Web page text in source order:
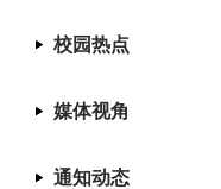
校园热点
媒体视角
通知动态